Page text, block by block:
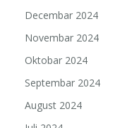
Decembar 2024
Novembar 2024
Oktobar 2024
Septembar 2024
August 2024